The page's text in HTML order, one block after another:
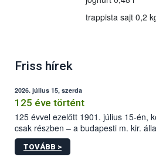
trappista sajt 0,2
Friss hírek
2026. július 15, szerda
125 éve történt
125 évvel ezelőtt 1901. július 15-én,
csak részben – a budapesti m. kir.
állomás a Kis Rókus utca 15. szám
tervezett új épületébe.
TOVÁBB >